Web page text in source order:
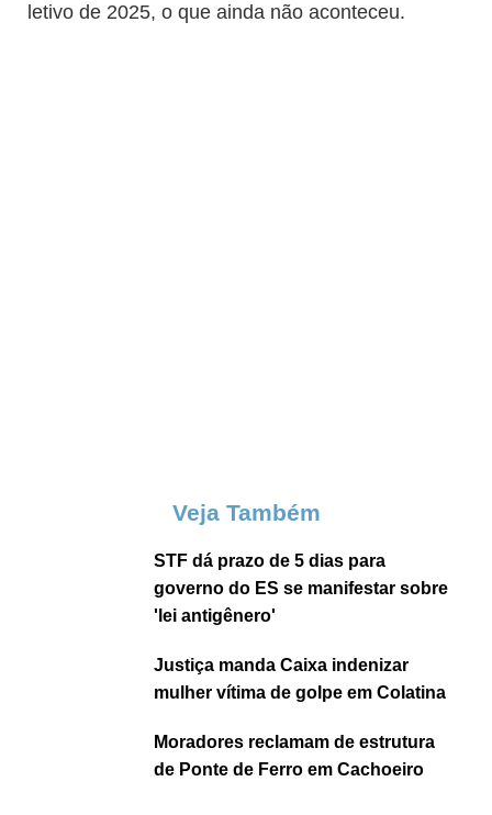
letivo de 2025, o que ainda não aconteceu.
Veja Também
STF dá prazo de 5 dias para
governo do ES se manifestar sobre
'lei antigênero'
Justiça manda Caixa indenizar
mulher vítima de golpe em Colatina
Moradores reclamam de estrutura
de Ponte de Ferro em Cachoeiro